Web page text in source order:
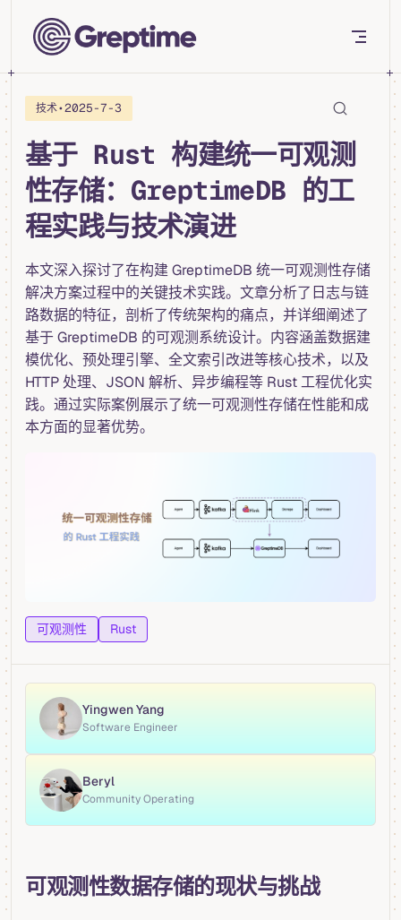
Skip to content
技术•2025-7-3
基于 Rust 构建统一可观测
性存储：GreptimeDB 的工
程实践与技术演进
本文深入探讨了在构建 GreptimeDB 统一可观测性存储
解决方案过程中的关键技术实践。文章分析了日志与链
路数据的特征，剖析了传统架构的痛点，并详细阐述了
基于 GreptimeDB 的可观测系统设计。内容涵盖数据建
模优化、预处理引擎、全文索引改进等核心技术，以及
HTTP 处理、JSON 解析、异步编程等 Rust 工程优化实
践。通过实际案例展示了统一可观测性存储在性能和成
本方面的显著优势。
可观测性 Rust
Yingwen Yang
Software Engineer
Beryl
Community Operating
可观测性数据存储的现状与挑战